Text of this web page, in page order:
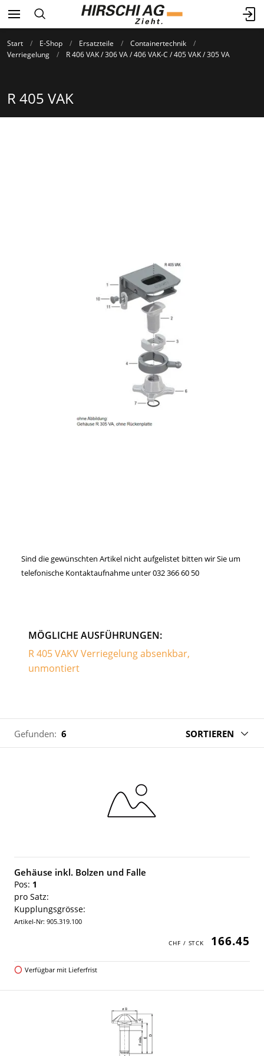
Start E-Shop Ersatzteile
Containertechnik
Verriegelung
R 406 VAK / 306 VA / 406 VAK-C / 405 VAK / 305 VA
R 405 VAK
Sind die gewünschten Artikel nicht aufgelistet bitten wir Sie um
telefonische Kontaktaufnahme unter 032 366 60 50
MÖGLICHE AUSFÜHRUNGEN:
R 405 VAKV Verriegelung absenkbar,
unmontiert
Gefunden: 6 SORTIEREN
Gehäuse inkl. Bolzen und Falle
Pos: 1
pro Satz:
Kupplungsgrösse:
Artikel-Nr: 905.319.100
166.45
Verfügbar mit Lieferfrist